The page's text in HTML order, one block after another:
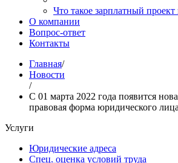
Что такое зарплатный
О компании
Вопрос-ответ
Контакты
Главная/
Новости
/
С 01 марта 2022 года появится
правовая форма юридического
Услуги
Юридические адреса
Спец. оценка условий труда